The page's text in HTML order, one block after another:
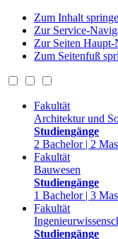
Zum Inhalt
Zur Service-
Zur Seiten
Zum Seitenfuß
Fakultät
Architektur und
Studiengänge
2 Bachelor | 2
Fakultät
Bauwesen
Studiengänge
1 Bachelor | 3
Fakultät
Studiengänge